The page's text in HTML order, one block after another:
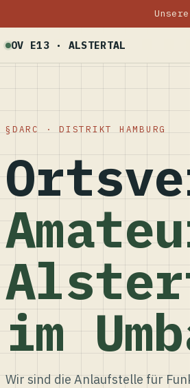
OV E13 · ALSTERTAL
DARC · DISTRIKT HAMBURG
im
Wir sind die Anlaufstelle für